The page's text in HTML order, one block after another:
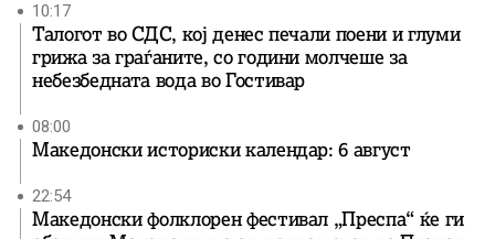
10:17
Талогот во СДС, кој денес печали поени и глуми
грижа за граѓаните, со години молчеше за
небезбедната вода во Гостивар
08:00
Македонски историски календар: 6 август
22:54
Македонски фолклорен фестивал „Преспа“ ќе ги